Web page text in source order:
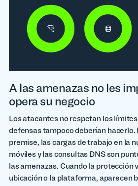
A las amenazas no les
opera su negocio
Los atacantes no respetan los
defensas tampoco deberían hacerlo.
premise, las cargas de trabajo en la
móviles y las consultas DNS son
las amenazas. Cuando la protección
ubicación o la plataforma, aparecen